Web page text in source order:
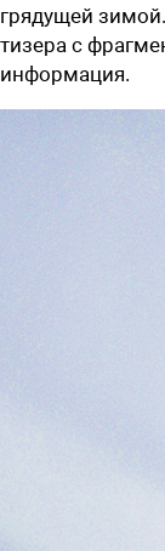
грядущей
тизера с
информация.